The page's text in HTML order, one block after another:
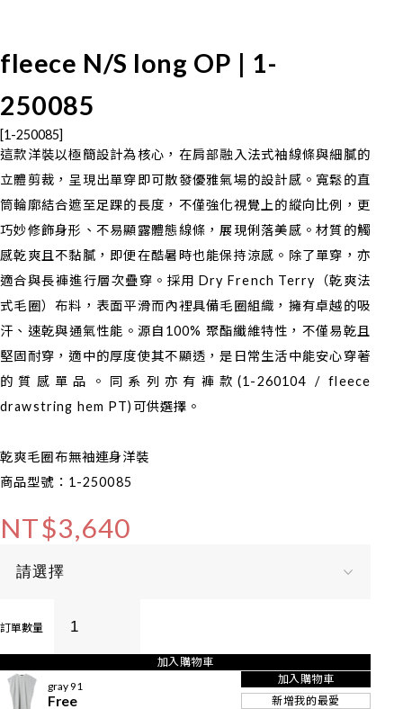
fleece N/S long OP | 1-
250085
[1-250085]
這款洋裝以極簡設計為核心，在肩部融入法式袖線條與細膩的
立體剪裁，呈現出單穿即可散發優雅氣場的設計感。寬鬆的直
筒輪廓結合遮至足踝的長度，不僅強化視覺上的縱向比例，更
巧妙修飾身形、不易顯露體態線條，展現俐落美感。材質的觸
感乾爽且不黏膩，即便在酷暑時也能保持涼感。除了單穿，亦
適合與長褲進行層次疊穿。採用 Dry French Terry（乾爽法
式毛圈）布料，表面平滑而內裡具備毛圈組織，擁有卓越的吸
汗、速乾與通氣性能。源自100% 聚酯纖維特性，不僅易乾且
堅固耐穿，適中的厚度使其不顯透，是日常生活中能安心穿著
的質感單品。同系列亦有褲款(1-260104 / fleece
drawstring hem PT)可供選擇。
乾爽毛圈布無袖連身洋裝
商品型號：1-250085
NT$3,640
訂單數量
加入購物車
gray 91
Free
加入購物車
新增我的最愛